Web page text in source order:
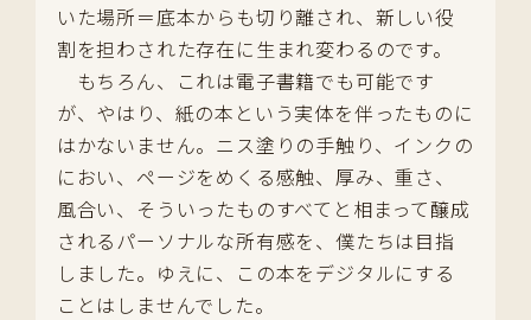
いた場所＝底本からも切り離され、新しい役
割を担わされた存在に生まれ変わるのです。
もちろん、これは電子書籍でも可能です
が、やはり、紙の本という実体を伴ったものに
はかないません。ニス塗りの手触り、インクの
におい、ページをめくる感触、厚み、重さ、
風合い、そういったものすべてと相まって醸成
されるパーソナルな所有感を、僕たちは目指
しました。ゆえに、この本をデジタルにする
ことはしませんでした。